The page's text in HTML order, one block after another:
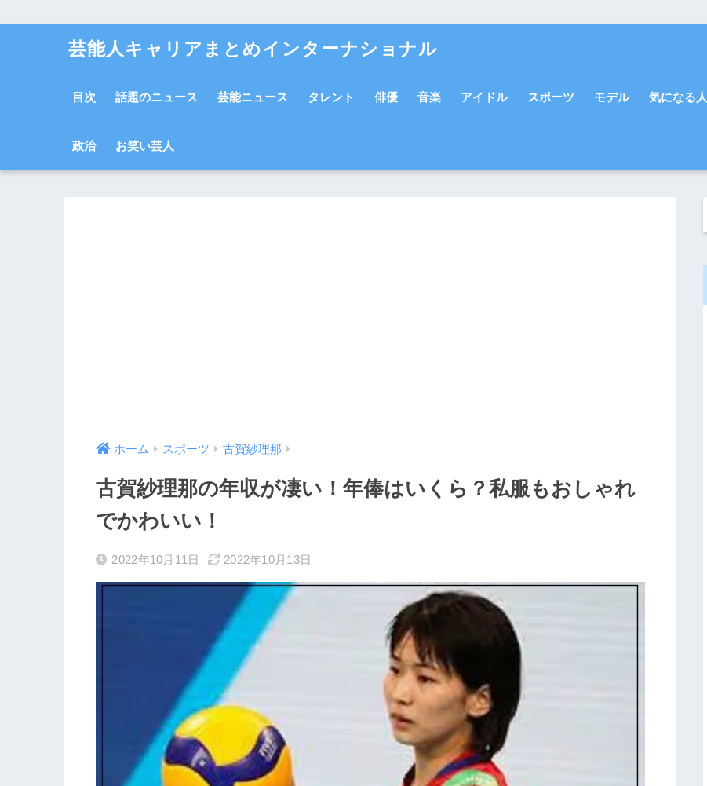
芸能人キャリアまとめインターナショナル
目次 話題のニュース 芸能ニュース タレント 俳優 音楽 アイドル スポーツ モデル 気になる人
政治 お笑い芸人
ホーム スポーツ 古賀紗理那
古賀紗理那の年収が凄い！年俸はいくら？私服もおしゃれ
でかわいい！
2022年10月11日 2022年10月13日